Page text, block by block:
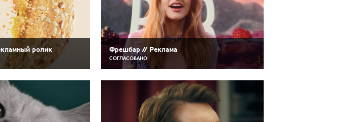
ролик Фрешбар // Реклама
СОГЛАСОВАНО